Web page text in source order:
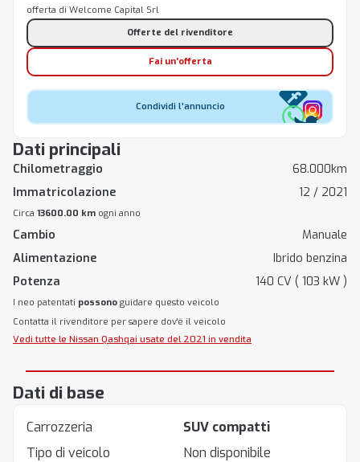
Dati principali
Chilometraggio
68.000km
Immatricolazione
12 / 2021
Circa 13600.00 km ogni anno
Cambio
Manuale
Alimentazione
Ibrido benzina
Potenza
140 CV ( 103 kW )
I neo patentati possono guidare questo veicolo
Contatta il rivenditore per sapere dov'è il veicolo
Vedi tutte le Nissan Qashqai usate del 2021 in vendita
offerta di Welcome Capital Srl
Offerte del rivenditore
Fai un'offerta
Condividi l'annuncio
Dati di base
Carrozzeria
SUV compatti
Tipo di veicolo
Non disponibile